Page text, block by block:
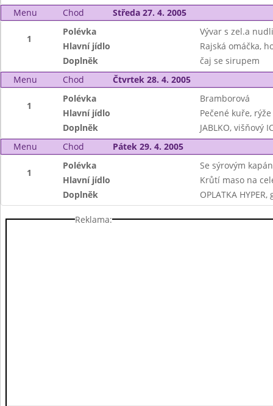
Menu
Chod Středa 27. 4. 2005
1
Polévka
Vývar s zel.a
Hlavní jídlo
Rajská omáčka,
Doplněk
čaj se sirupem
Menu
Chod Čtvrtek 28. 4. 2005
1
Polévka
Bramborová
Hlavní jídlo
Pečené kuře, rýže
Doplněk
JABLKO, višňový
Menu
Chod Pátek 29. 4. 2005
1
Polévka
Se sýrovým
Hlavní jídlo
Krůtí maso na
Doplněk
OPLATKA
Reklama: